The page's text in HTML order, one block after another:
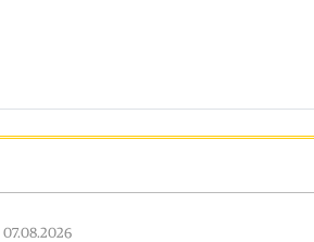
07.08.2026